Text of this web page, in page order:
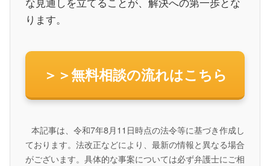
ります。
＞＞無料相談の流れはこちら
本記事は、令和7年8月11日時点の法令等に基づき作成し
ております。法改正などにより、最新の情報と異なる場合
がございます。具体的な事案については必ず弁護士にご相